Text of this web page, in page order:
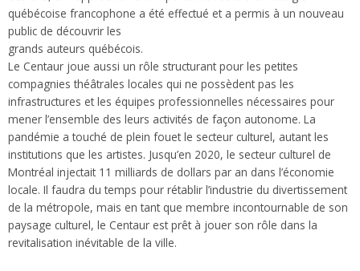
québécoise francophone a été effectué et a permis à un nouveau
public de découvrir les
grands auteurs québécois.
Le Centaur joue aussi un rôle structurant pour les petites
compagnies théâtrales locales qui ne possèdent pas les
infrastructures et les équipes professionnelles nécessaires pour
mener l’ensemble des leurs activités de façon autonome. La
pandémie a touché de plein fouet le secteur culturel, autant les
institutions que les artistes. Jusqu’en 2020, le secteur culturel de
Montréal injectait 11 milliards de dollars par an dans l’économie
locale. Il faudra du temps pour rétablir l’industrie du divertissement
de la métropole, mais en tant que membre incontournable de son
paysage culturel, le Centaur est prêt à jouer son rôle dans la
revitalisation inévitable de la ville.